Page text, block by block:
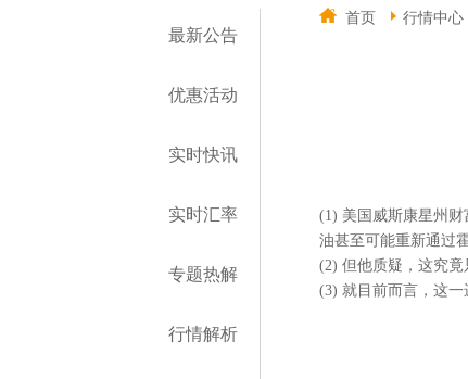
最新公告
优惠活动
实时快讯
实时汇率
专题热解
行情解析
首页 行情中心
(1) 美国威斯康星州
油甚至可能重新通过
(2) 但他质疑，这究竟
(3) 就目前而言，这一